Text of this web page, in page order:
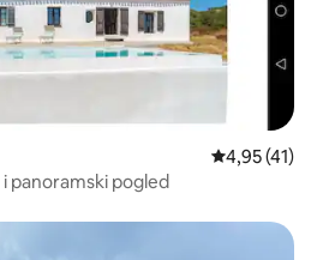
Prosječna
4,95 (41)
panoramski pogled